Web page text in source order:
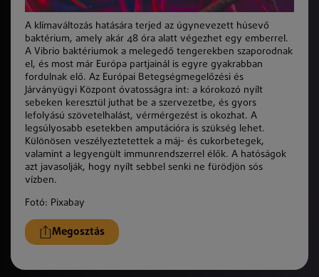
A klímaváltozás hatására terjed az úgynevezett húsevő
baktérium, amely akár 48 óra alatt végezhet egy emberrel.
A Vibrio baktériumok a melegedő tengerekben szaporodnak
el, és most már Európa partjainál is egyre gyakrabban
fordulnak elő. Az Európai Betegségmegelőzési és
Járványügyi Központ óvatosságra int: a kórokozó nyílt
sebeken keresztül juthat be a szervezetbe, és gyors
lefolyású szövetelhalást, vérmérgezést is okozhat. A
legsúlyosabb esetekben amputációra is szükség lehet.
Különösen veszélyeztetettek a máj- és cukorbetegek,
valamint a legyengült immunrendszerrel élők. A hatóságok
azt javasolják, hogy nyílt sebbel senki ne fürödjön sós
vízben.
Fotó: Pixabay
Megosztás